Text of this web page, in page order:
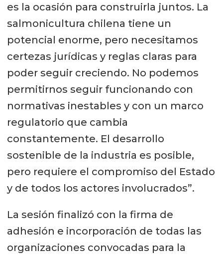
es la ocasión para construirla juntos. La
salmonicultura chilena tiene un
potencial enorme, pero necesitamos
certezas jurídicas y reglas claras para
poder seguir creciendo. No podemos
permitirnos seguir funcionando con
normativas inestables y con un marco
regulatorio que cambia
constantemente. El desarrollo
sostenible de la industria es posible,
pero requiere el compromiso del Estado
y de todos los actores involucrados”.
La sesión finalizó con la firma de
adhesión e incorporación de todas las
organizaciones convocadas para la